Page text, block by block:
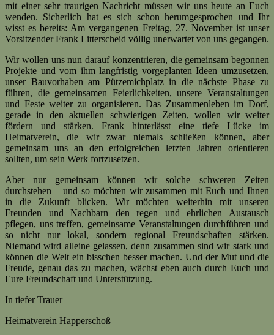
mit einer sehr traurigen Nachricht müssen wir uns heute an Euch
wenden. Sicherlich hat es sich schon herumgesprochen und Ihr
wisst es bereits: Am vergangenen Freitag, 27. November ist unser
Vorsitzender Frank Litterscheid völlig unerwartet von uns gegangen.
Wir wollen uns nun darauf konzentrieren, die gemeinsam begonnen
Projekte und vom ihm langfristig vorgeplanten Ideen umzusetzen,
unser Bauvorhaben am Pützemichplatz in die nächste Phase zu
führen, die gemeinsamen Feierlichkeiten, unsere Veranstaltungen
und Feste weiter zu organisieren. Das Zusammenleben im Dorf,
gerade in den aktuellen schwierigen Zeiten, wollen wir weiter
fördern und stärken. Frank hinterlässt eine tiefe Lücke im
Heimatverein, die wir zwar niemals schließen können, aber
gemeinsam uns an den erfolgreichen letzten Jahren orientieren
sollten, um sein Werk fortzusetzen.
Aber nur gemeinsam können wir solche schweren Zeiten
durchstehen – und so möchten wir zusammen mit Euch und Ihnen
in die Zukunft blicken. Wir möchten weiterhin mit unseren
Freunden und Nachbarn den regen und ehrlichen Austausch
pflegen, uns treffen, gemeinsame Veranstaltungen durchführen und
so nicht nur lokal, sondern regional Freundschaften stärken.
Niemand wird alleine gelassen, denn zusammen sind wir stark und
können die Welt ein bisschen besser machen. Und der Mut und die
Freude, genau das zu machen, wächst eben auch durch Euch und
Eure Freundschaft und Unterstützung.
In tiefer Trauer
Heimatverein Happerschoß